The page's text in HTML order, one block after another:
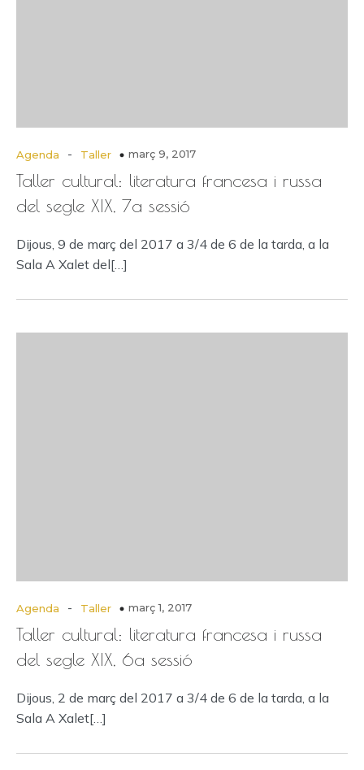
Agenda - Taller març 9, 2017
Taller cultural: literatura francesa i russa
del segle XIX, 7a sessió
Dijous, 9 de març del 2017 a 3/4 de 6 de la tarda, a la
Sala A Xalet del[…]
Agenda - Taller març 1, 2017
Taller cultural: literatura francesa i russa
del segle XIX, 6a sessió
Dijous, 2 de març del 2017 a 3/4 de 6 de la tarda, a la
Sala A Xalet[…]